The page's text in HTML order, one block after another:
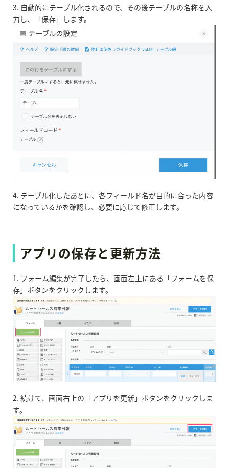
3. 自動的にテーブル化されるので、その後テーブルの名称を入
力し、「保存」します。
4. テーブル化したあとに、各フィールド名が目的に合った内容
になっているかを確認し、必要に応じて修正します。
アプリの保存と更新方法
1. フォーム編集が完了したら、画面左上にある「フォームを保
存」ボタンをクリックします。
2. 続けて、画面右上の「アプリを更新」ボタンをクリックしま
す。